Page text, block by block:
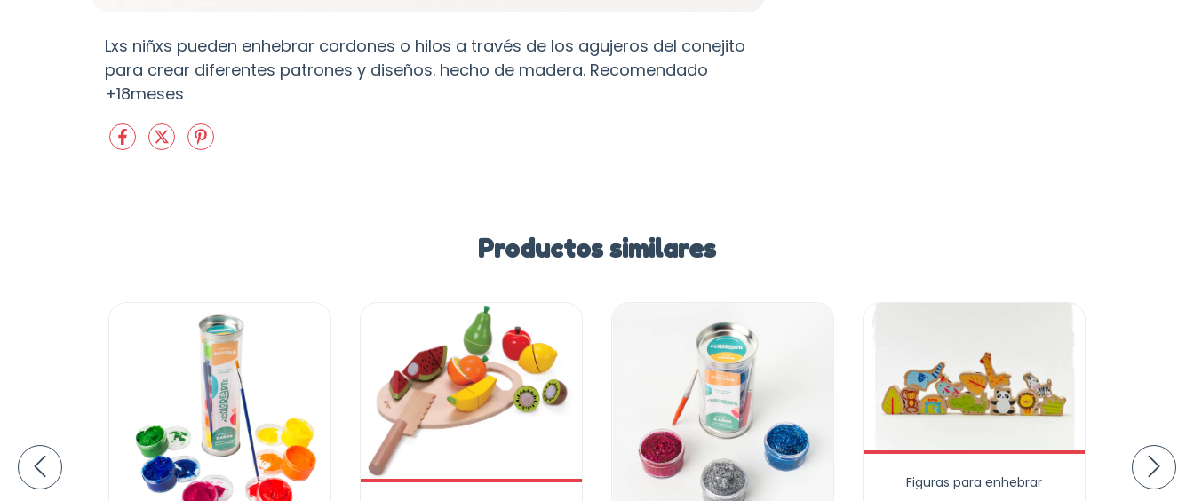
Lxs niñxs pueden enhebrar cordones o hilos a través de los agujeros del conejito
para crear diferentes patrones y diseños. hecho de madera. Recomendado
+18meses
Productos similares
Figuras para enhebrar